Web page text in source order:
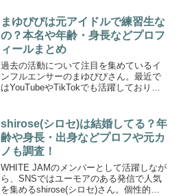
まゆぴぴは元アイドルで練習生な
の？本名や年齢・身長などプロフ
ィールまとめ
過去の活動について注目を集めているイ
ンフルエンサーのまゆぴぴさん。最近で
はYouTubeやTikTokでも活躍しており、
だったのか、練習生だったのか、さらに
本名や年齢...
shirose(シロセ)は結婚してる？年
齢や身長・出身などプロフや元カ
ノも調査！
WHITE JAMのメンバーとして活躍しなが
ら、SNSではユーモアのある発信で人気
を集めるshirose(シロセ)さん。個性的で